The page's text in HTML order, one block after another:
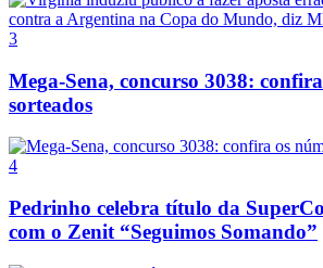
3
Mega-Sena, concurso 3038:
sorteados
4
Pedrinho celebra título da
com o Zenit “Seguimos Somando”